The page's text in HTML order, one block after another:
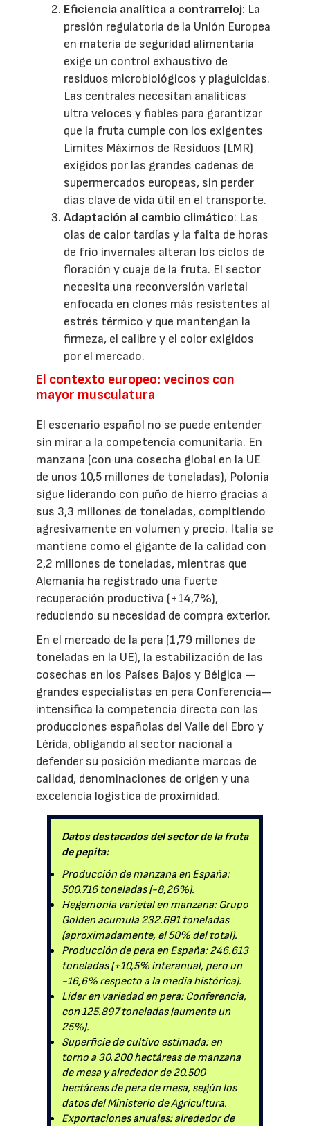
Eficiencia analítica a contrarreloj: La
presión regulatoria de la Unión Europea
en materia de seguridad alimentaria
exige un control exhaustivo de
residuos microbiológicos y plaguicidas.
Las centrales necesitan analíticas
ultra veloces y fiables para garantizar
que la fruta cumple con los exigentes
Límites Máximos de Residuos (LMR)
exigidos por las grandes cadenas de
supermercados europeas, sin perder
días clave de vida útil en el transporte.
Adaptación al cambio climático: Las
olas de calor tardías y la falta de horas
de frío invernales alteran los ciclos de
floración y cuaje de la fruta. El sector
necesita una reconversión varietal
enfocada en clones más resistentes al
estrés térmico y que mantengan la
firmeza, el calibre y el color exigidos
por el mercado.
El contexto europeo: vecinos con
mayor musculatura
El escenario español no se puede entender
sin mirar a la competencia comunitaria. En
manzana (con una cosecha global en la UE
de unos 10,5 millones de toneladas), Polonia
sigue liderando con puño de hierro gracias a
sus 3,3 millones de toneladas, compitiendo
agresivamente en volumen y precio. Italia se
mantiene como el gigante de la calidad con
2,2 millones de toneladas, mientras que
Alemania ha registrado una fuerte
recuperación productiva (+14,7%),
reduciendo su necesidad de compra exterior.
En el mercado de la pera (1,79 millones de
toneladas en la UE), la estabilización de las
cosechas en los Países Bajos y Bélgica —
grandes especialistas en pera Conferencia—
intensifica la competencia directa con las
producciones españolas del Valle del Ebro y
Lérida, obligando al sector nacional a
defender su posición mediante marcas de
calidad, denominaciones de origen y una
excelencia logística de proximidad.
Datos destacados del sector de la fruta
de pepita:
Producción de manzana en España:
500.716 toneladas (-8,26%).
Hegemonía varietal en manzana: Grupo
Golden acumula 232.691 toneladas
(aproximadamente, el 50% del total).
Producción de pera en España: 246.613
toneladas (+10,5% interanual, pero un
-16,6% respecto a la media histórica).
Líder en variedad en pera: Conferencia,
con 125.897 toneladas (aumenta un
25%).
Superficie de cultivo estimada: en
torno a 30.200 hectáreas de manzana
de mesa y alrededor de 20.500
hectáreas de pera de mesa, según los
datos del Ministerio de Agricultura.
Exportaciones anuales: alrededor de